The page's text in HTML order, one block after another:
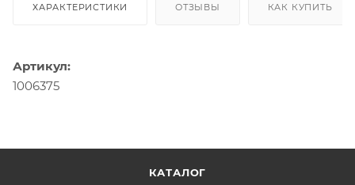
ХАРАКТЕРИСТИКИ ОТЗЫВЫ КАК КУПИТЬ
Артикул:
1006375
КАТАЛОГ